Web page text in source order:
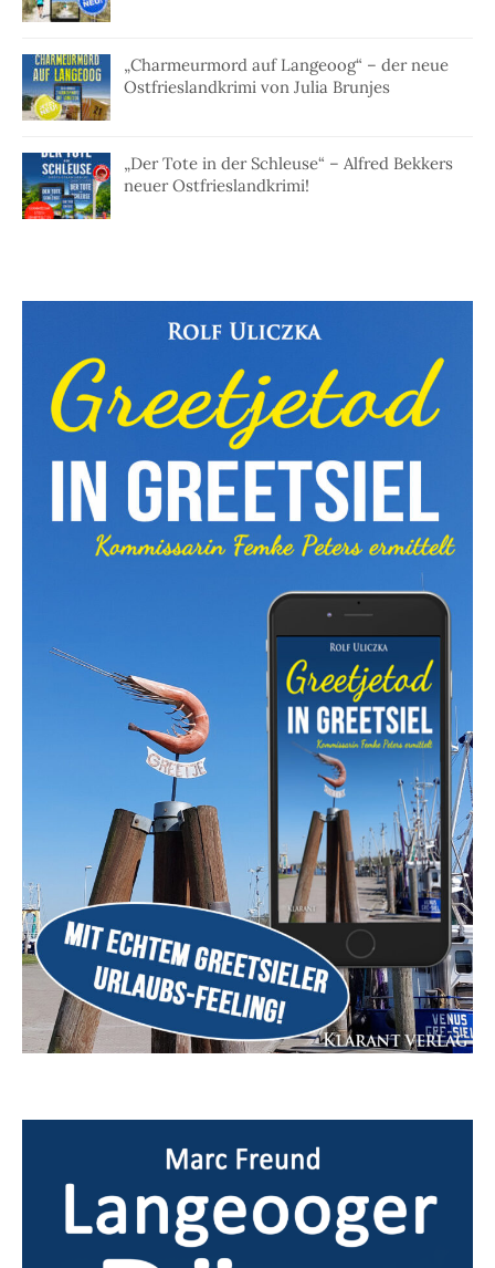
„Charmeurmord auf Langeoog“ – der neue
Ostfrieslandkrimi von Julia Brunjes
„Der Tote in der Schleuse“ – Alfred Bekkers
neuer Ostfrieslandkrimi!